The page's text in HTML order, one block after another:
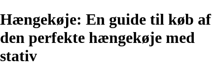
Hængekøje: En guide til køb af
den perfekte hængekøje med
stativ